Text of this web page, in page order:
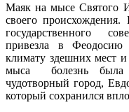
Маяк на мысе Святого
своего
государственного
привезла в Феодосию
климату здешних мест
мыса болезнь была
чудотворный город,
который сохранился